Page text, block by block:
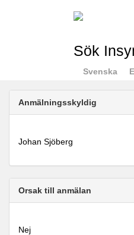
Sök
Svenska
Anmälningsskyldig
Johan Sjöberg
Orsak till anmälan
Nej